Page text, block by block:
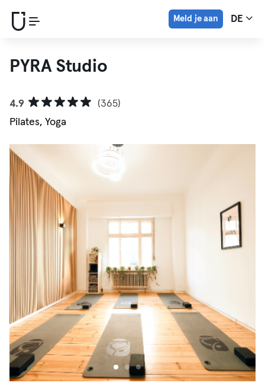
Meld je aan DE
PYRA Studio
4.9
(365)
Pilates, Yoga